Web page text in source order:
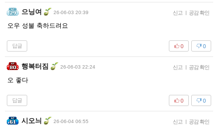
으닝여 26-06-03 20:39 신고 | 공감 확인
오우 성불 축하드려요
답글 0
0
행복터짐 26-06-03 22:24 신고 | 공감 확인
오 좋다
답글 0
0
시오늬 26-06-04 06:55 신고 | 공감 확인